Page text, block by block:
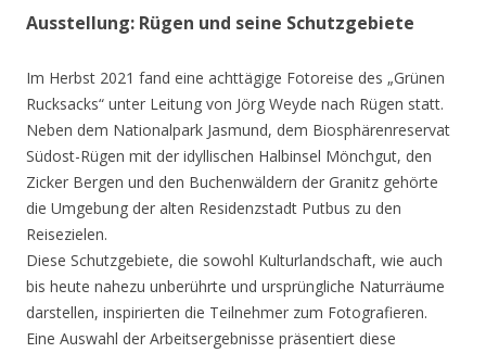
Ausstellung: Rügen und seine Schutzgebiete
Im Herbst 2021 fand eine achttägige Fotoreise des „Grünen
Rucksacks“ unter Leitung von Jörg Weyde nach Rügen statt.
Neben dem Nationalpark Jasmund, dem Biosphärenreservat
Südost-Rügen mit der idyllischen Halbinsel Mönchgut, den
Zicker Bergen und den Buchenwäldern der Granitz gehörte
die Umgebung der alten Residenzstadt Putbus zu den
Reisezielen.
Diese Schutzgebiete, die sowohl Kulturlandschaft, wie auch
bis heute nahezu unberührte und ursprüngliche Naturräume
darstellen, inspirierten die Teilnehmer zum Fotografieren.
Eine Auswahl der Arbeitsergebnisse präsentiert diese